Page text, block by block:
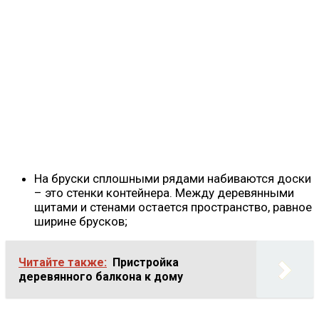
На бруски сплошными рядами набиваются доски
– это стенки контейнера. Между деревянными
щитами и стенами остается пространство, равное
ширине брусков;
Читайте также: Пристройка
деревянного балкона к дому